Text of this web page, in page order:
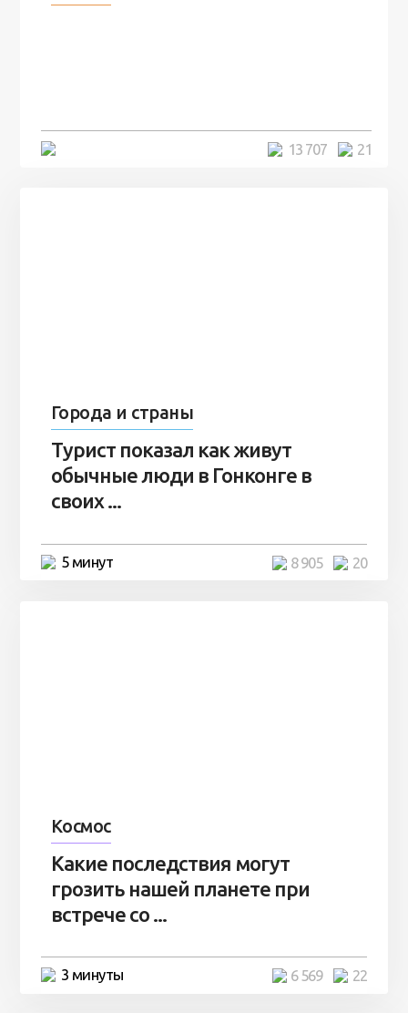
21
13 707
Города и страны
Турист показал как живут
обычные люди в Гонконге в
своих ...
5 минут 20
8 905
Космос
Какие последствия могут
грозить нашей планете при
встрече со ...
3 минуты 22
6 569